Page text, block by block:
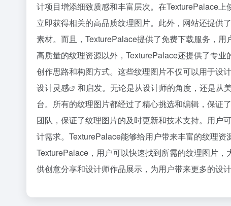
计项目增添细致质感和丰富层次。在TexturePalace
立即获得相关的高品质纹理图片。此外，网站还提供
素材。而且，TexturePalace提供了免费下载服务，
高质量的纹理资源以外，TexturePalace还提供了专
创作思路和构图方式。这些纹理图片不仅可以用于设
设计灵感
和启发。无论是从设计师的角度，还是从
台。所有的纹理图片都经过了精心挑选和编辑，保证
团队，保证了纹理图片的及时更新和技术支持。用户
计需求。TexturePalace能够给用户带来丰富的纹理
TexturePalace，用户可以快速找到所需的纹理图片
供创意分享和设计师作品展示，为用户带来更多的设